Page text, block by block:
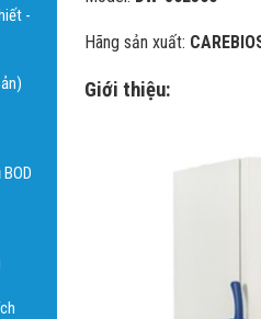
-
Hãng sản xuất:
Giới thiệu: